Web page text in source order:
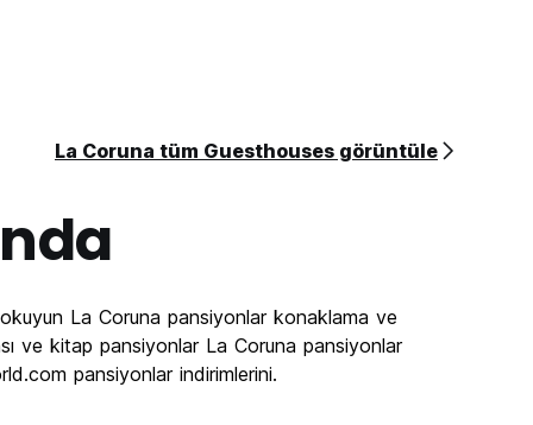
La Coruna tüm Guesthouses görüntüle
La Coruna pansiyonlar konaklama ve
ve kitap pansiyonlar La Coruna pansiyonlar
pansiyonlar indirimlerini.